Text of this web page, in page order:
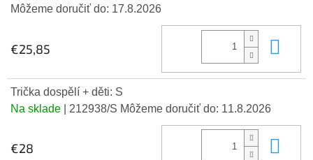
Môžeme doručiť do: 17.8.2026
€25,85
Trička dospělí + děti: S
Na sklade
| 212938/S Môžeme doručiť do: 11.8.2026
€28